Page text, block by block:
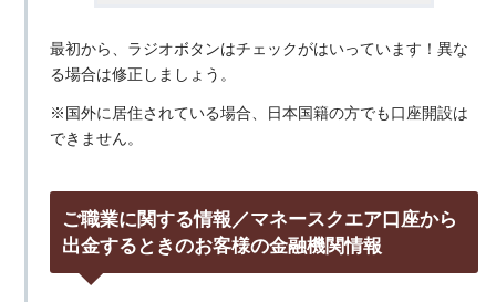
最初から、ラジオボタンはチェックがはいっています！異な
る場合は修正しましょう。
※国外に居住されている場合、日本国籍の方でも口座開設は
できません。
ご職業に関する情報／マネースクエア口座から
出金するときのお客様の金融機関情報